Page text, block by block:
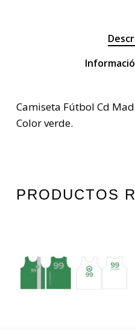
Camiseta Fútbol Cd
Color verde.
PRODUCTOS